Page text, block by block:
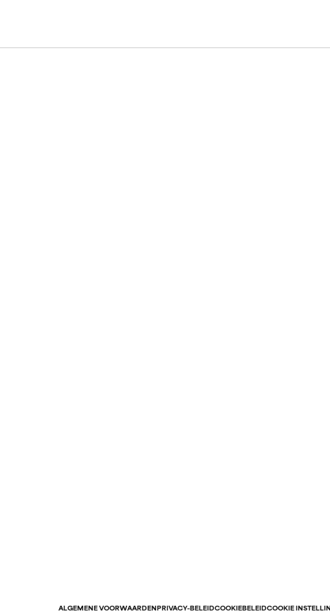
hebben bekeken.
hebben bekeken.
ALGEMENE VOORWAARDENPRIVACY-BELEIDCOOKIEBELEIDCOOKIE